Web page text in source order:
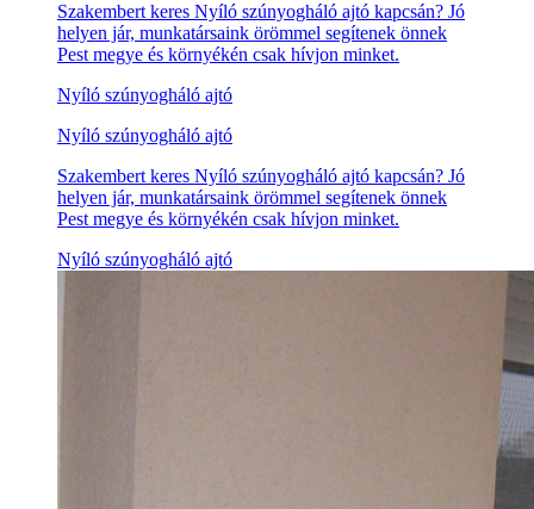
Szakembert keres Nyíló szúnyogháló ajtó kapcsán? Jó
helyen jár, munkatársaink örömmel segítenek önnek
Pest megye és környékén csak hívjon minket.
Nyíló szúnyogháló ajtó
Nyíló szúnyogháló ajtó
Szakembert keres Nyíló szúnyogháló ajtó kapcsán? Jó
helyen jár, munkatársaink örömmel segítenek önnek
Pest megye és környékén csak hívjon minket.
Nyíló szúnyogháló ajtó